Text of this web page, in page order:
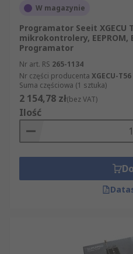
W magazynie
Programator Seeit XGECU
mikrokontrolery, EEPROM,
Programator
Nr art. RS 265-1134
Nr części producenta XGECU-T56
Suma częściowa (1 sztuka)
2 154,78 zł(bez VAT)
Ilość